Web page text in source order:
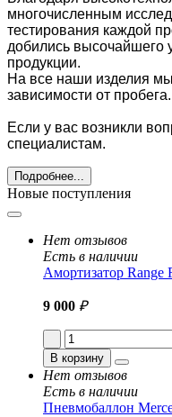
многочисленным
тестирования каждой
добились высочайшего
продукции.
На все наши изделия
зависимости от пробега.
Если у вас возникли
специалистам.
Подробнее...
Новые поступления
Нет отзывов
Есть в наличии
Амортизатор
9 000 ₽
В корзину
Нет отзывов
Есть в наличии
Пневмобаллон